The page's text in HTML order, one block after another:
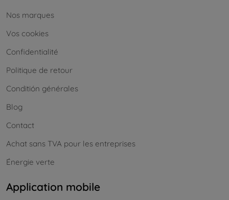
Nos marques
Vos cookies
Confidentialité
Politique de retour
Conditión générales
Blog
Contact
Achat sans TVA pour les entreprises
Énergie verte
Application mobile